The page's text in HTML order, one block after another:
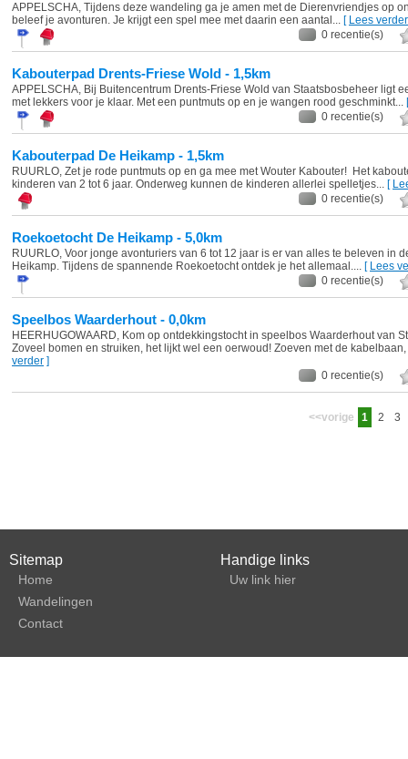
APPELSCHA, Tijdens deze wandeling ga je amen met de Dierenvriendjes op
beleef je avonturen. Je krijgt een spel mee met daarin een aantal... [ Lees verder
0 recentie(s)
Kabouterpad Drents-Friese Wold - 1,5km
APPELSCHA, Bij Buitencentrum Drents-Friese Wold van Staatsbosbeheer ligt
met lekkers voor je klaar. Met een puntmuts op en je wangen rood geschminkt...
0 recentie(s)
Kabouterpad De Heikamp - 1,5km
RUURLO, Zet je rode puntmuts op en ga mee met Wouter Kabouter! Het
kinderen van 2 tot 6 jaar. Onderweg kunnen de kinderen allerlei spelletjes... [
0 recentie(s)
Roekoetocht De Heikamp - 5,0km
RUURLO, Voor jonge avonturiers van 6 tot 12 jaar is er van alles te beleven in
Heikamp. Tijdens de spannende Roekoetocht ontdek je het allemaal.... [ Lees
0 recentie(s)
Speelbos Waarderhout - 0,0km
HEERHUGOWAARD, Kom op ontdekkingstocht in speelbos Waarderhout van
Zoveel bomen en struiken, het lijkt wel een oerwoud! Zoeven met de
verder ]
0 recentie(s)
<<vorige 1 2 3
Sitemap
Home
Wandelingen
Contact
Handige links
Uw link hier